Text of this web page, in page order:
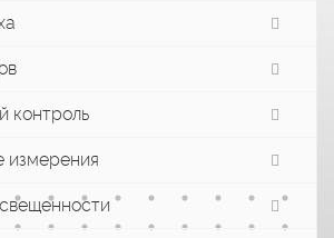
контроль
измерения